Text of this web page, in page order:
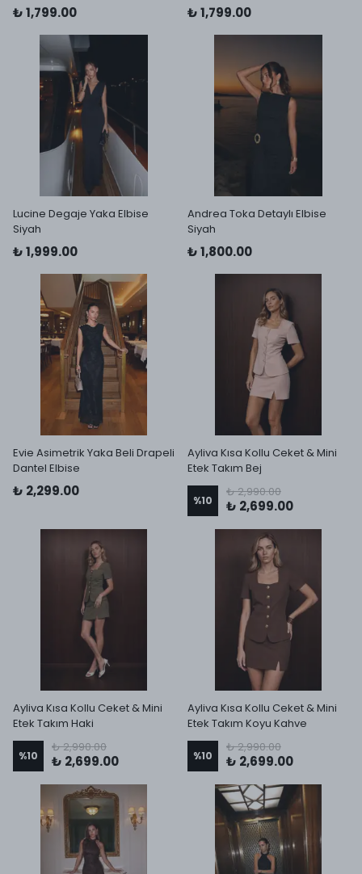
₺ 1,799.00 ₺ 1,799.00
Lucine Degaje Yaka Elbise
Siyah
₺ 1,999.00
Andrea Toka Detaylı Elbise
Siyah
₺ 1,800.00
Evie Asimetrik Yaka Beli Drapeli
Dantel Elbise
₺ 2,299.00
Ayliva Kısa Kollu Ceket & Mini
Etek Takım Bej
%10
₺ 2,990.00
₺ 2,699.00
Ayliva Kısa Kollu Ceket & Mini
Etek Takım Haki
%10
₺ 2,990.00
₺ 2,699.00
Ayliva Kısa Kollu Ceket & Mini
Etek Takım Koyu Kahve
%10
₺ 2,990.00
₺ 2,699.00